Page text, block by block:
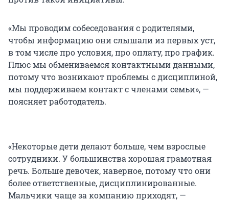
«Мы проводим собеседования с родителями,
чтобы информацию они слышали из первых уст,
в том числе про условия, про оплату, про график.
Плюс мы обмениваемся контактными данными,
потому что возникают проблемы с дисциплиной,
мы поддерживаем контакт с членами семьи», —
поясняет работодатель.
«Некоторые дети делают больше, чем взрослые
сотрудники. У большинства хорошая грамотная
речь. Больше девочек, наверное, потому что они
более ответственные, дисциплинированные.
Мальчики чаще за компанию приходят, —